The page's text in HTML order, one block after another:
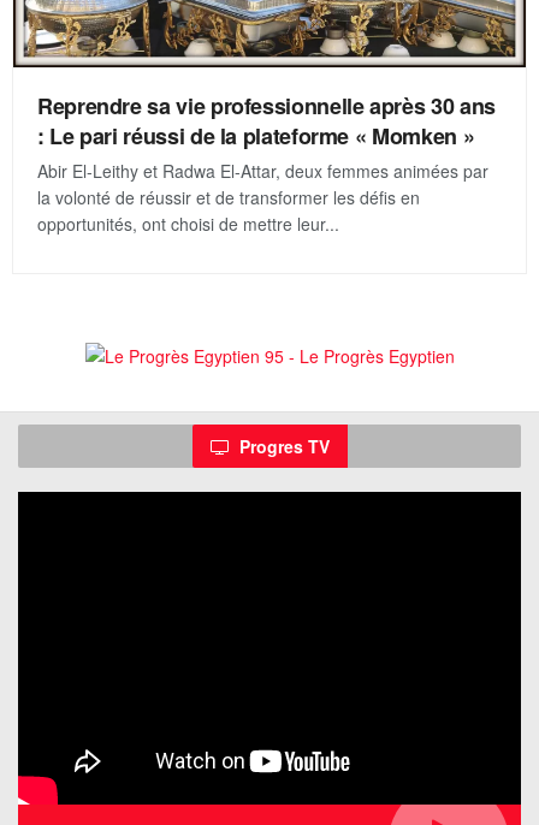
Reprendre sa vie professionnelle après 30 ans
: Le pari réussi de la plateforme « Momken »
Abir El-Leithy et Radwa El-Attar, deux femmes animées par
la volonté de réussir et de transformer les défis en
opportunités, ont choisi de mettre leur...
ProgresTV